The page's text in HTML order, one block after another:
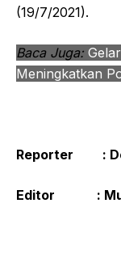
(19/7/2021).
Baca Juga:
Meningkatkan
Reporter :
Editor :